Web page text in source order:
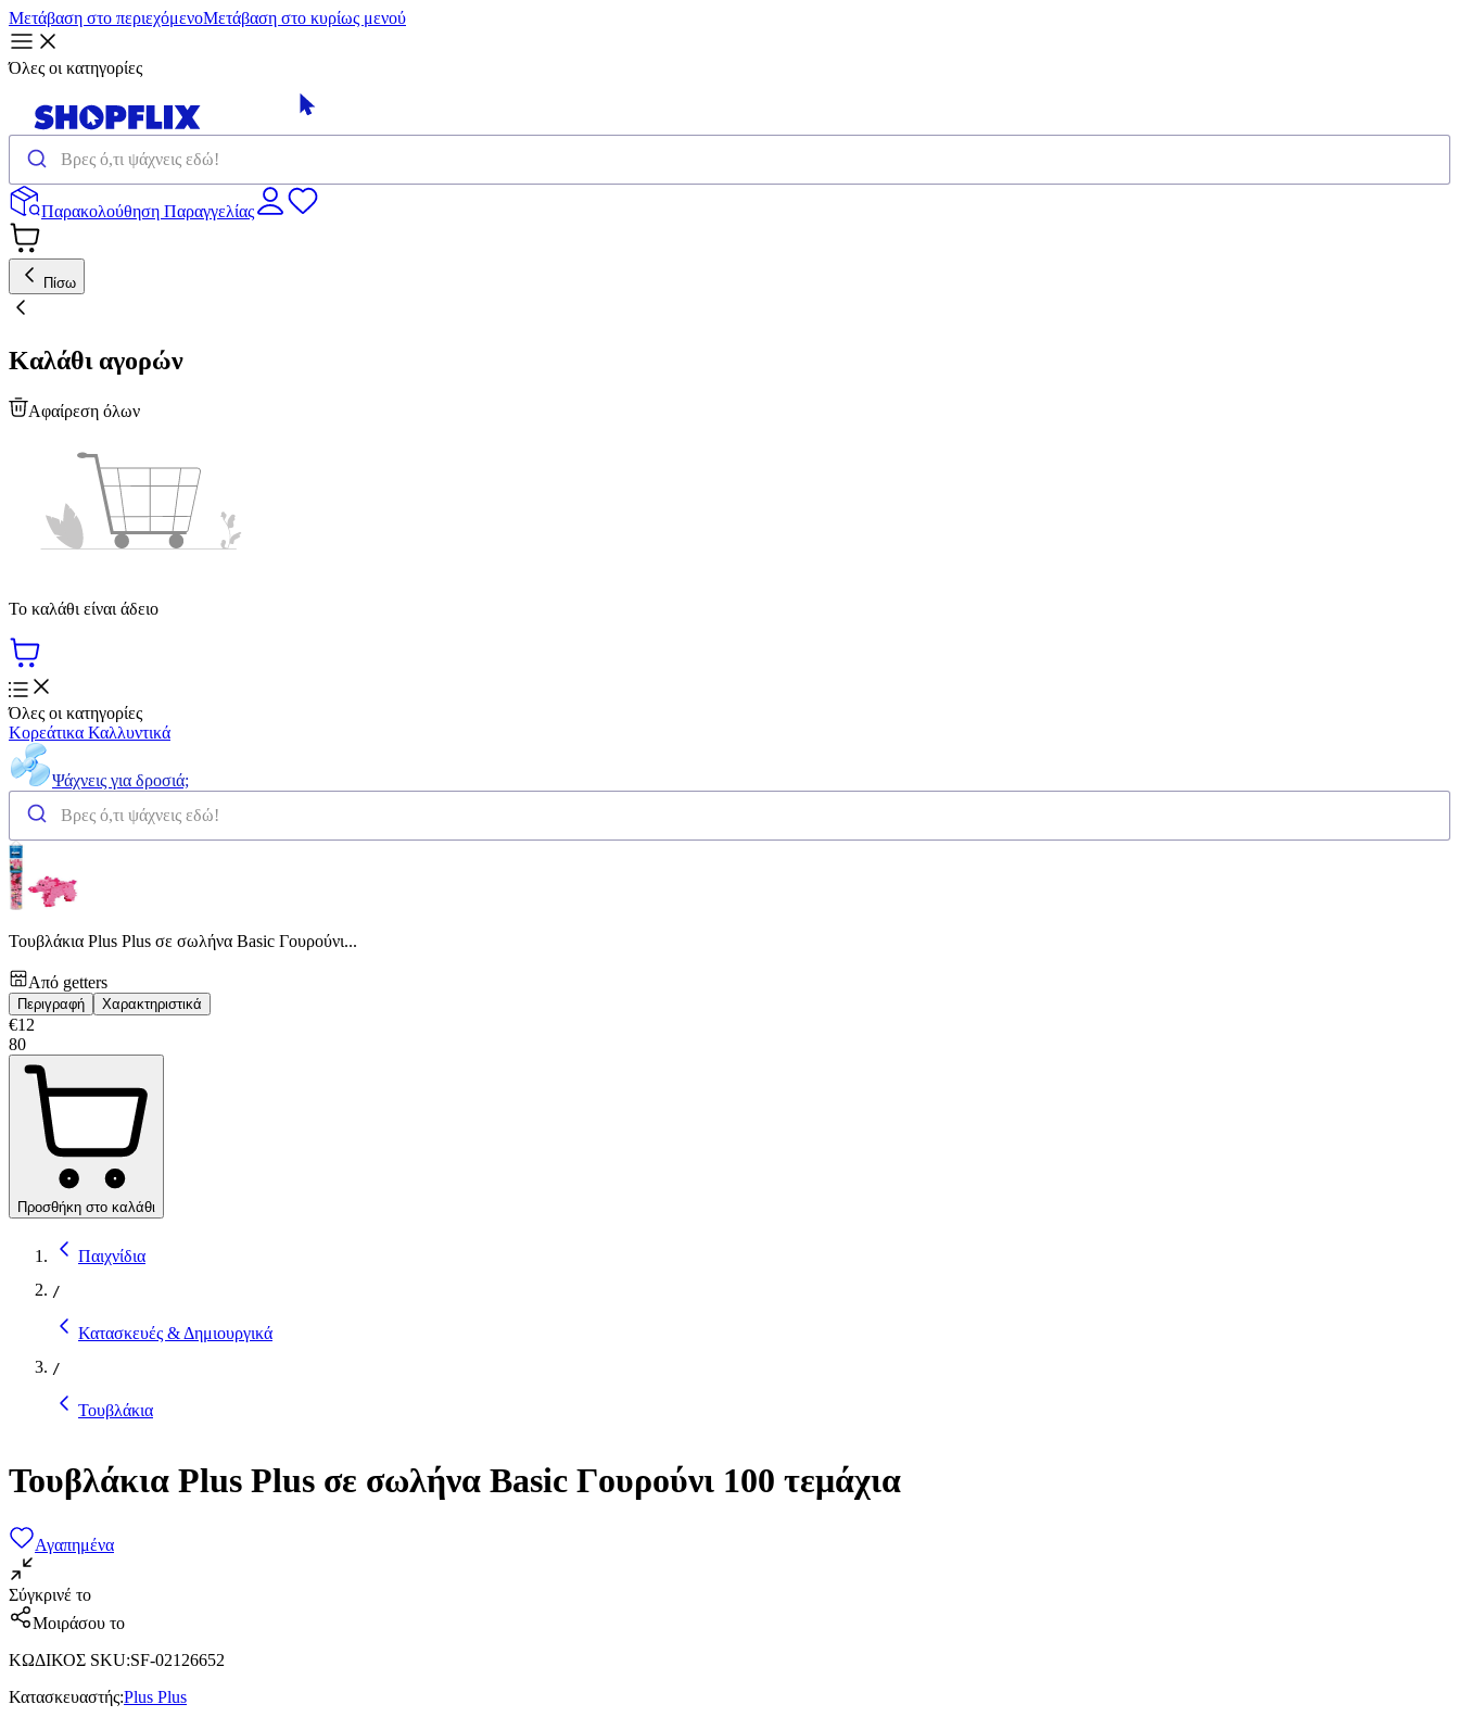
Μετάβαση στο περιεχόμενοΜετάβαση στο κυρίως μενού
Όλες οι κατηγορίες
Παρακολούθηση Παραγγελίας
Πίσω
Καλάθι αγορών
Αφαίρεση όλων
Το καλάθι είναι άδειο
Όλες οι κατηγορίες
Κορεάτικα Καλλυντικά
Ψάχνεις για δροσιά;
Τουβλάκια Plus Plus σε σωλήνα Basic Γουρούνι...
Από getters
Περιγραφή Χαρακτηριστικά
€12
80
Προσθήκη στο καλάθι
Παιχνίδια
/
Κατασκευές & Δημιουργικά
/
Τουβλάκια
Τουβλάκια Plus Plus σε σωλήνα Basic Γουρούνι 100 τεμάχια
Αγαπημένα
Σύγκρινέ το
Μοιράσου το
ΚΩΔΙΚΟΣ SKU:SF-02126652
Κατασκευαστής:Plus Plus